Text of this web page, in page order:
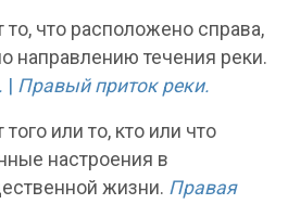
то, что расположено справа,
направлению течения реки.
Правый приток реки.
или то, кто или что
настроения в
жизни. Правая